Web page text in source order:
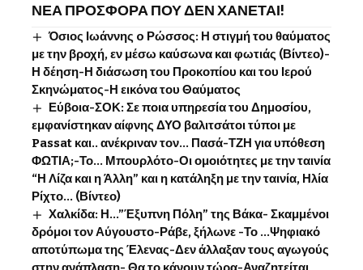
ΝΕΑ ΠΡΟΣΦΟΡΑ ΠΟΥ ΔΕΝ ΧΑΝΕΤΑΙ!
Όσιος Ιωάννης o Ρώσσος: Η στιγμή του θαύματος
με την βροχή, εν μέσω καύσωνα και φωτιάς (Βίντεο)-
Η δέηση-Η διάσωση του Προκοπίου και του Ιερού
Σκηνώματος-Η εικόνα του Θαύματος
Εύβοια-ΣΟΚ: Σε ποια υπηρεσία του Δημοσίου,
εμφανίστηκαν αίφνης ΔΥΟ βαλιτσάτοι τύποι με
Passat και.. ανέκριναν τον… Πασά-ΤΖΗ για υπόθεση
ΦΩΤΙΑ;-Το… Μπουρλότο-Οι ομοιότητες με την ταινία
“Η Λίζα και η Άλλη” και η κατάληξη με την ταινία, Ηλία
Ρίχτο… (Βίντεο)
Χαλκίδα: Η…”Έξυπνη Πόλη” της Βάκα- Σκαμμένοι
δρόμοι τον Αύγουστο-Ράβε, ξήλωνε -Το …Ψηφιακό
αποτύπωμα της Έλενας-Δεν άλλαξαν τους αγωγούς